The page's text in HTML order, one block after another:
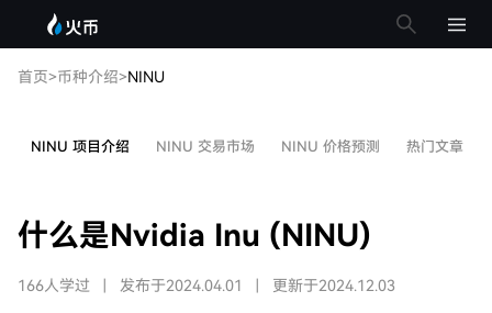
首页>币种介绍>NINU
NINU 项目介绍 NINU 交易市场 NINU 价格预测 热门文章
什么是Nvidia Inu (NINU)
166人学过 发布于2024.04.01 更新于2024.12.03